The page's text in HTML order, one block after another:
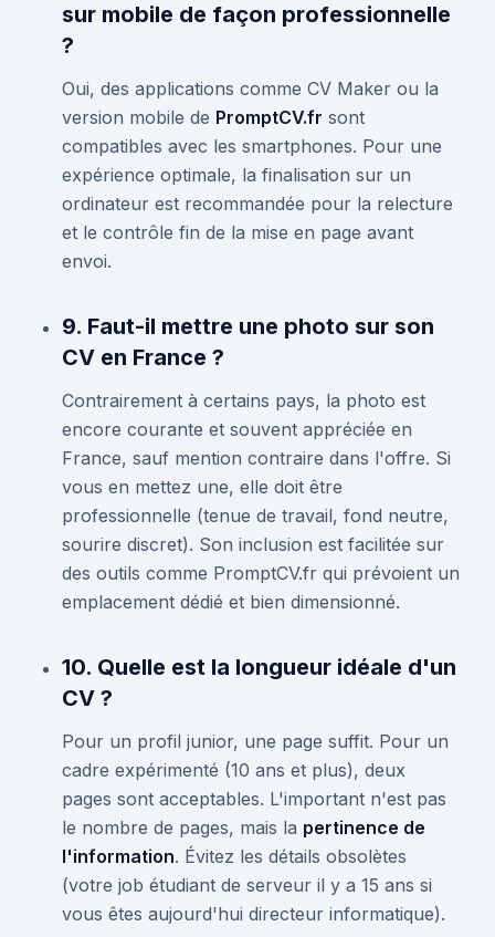
sur mobile de façon professionnelle
?
Oui, des applications comme CV Maker ou la
version mobile de PromptCV.fr sont
compatibles avec les smartphones. Pour une
expérience optimale, la finalisation sur un
ordinateur est recommandée pour la relecture
et le contrôle fin de la mise en page avant
envoi.
9. Faut-il mettre une photo sur son
CV en France ?
Contrairement à certains pays, la photo est
encore courante et souvent appréciée en
France, sauf mention contraire dans l'offre. Si
vous en mettez une, elle doit être
professionnelle (tenue de travail, fond neutre,
sourire discret). Son inclusion est facilitée sur
des outils comme PromptCV.fr qui prévoient un
emplacement dédié et bien dimensionné.
10. Quelle est la longueur idéale d'un
CV ?
Pour un profil junior, une page suffit. Pour un
cadre expérimenté (10 ans et plus), deux
pages sont acceptables. L'important n'est pas
le nombre de pages, mais la pertinence de
l'information. Évitez les détails obsolètes
(votre job étudiant de serveur il y a 15 ans si
vous êtes aujourd'hui directeur informatique).